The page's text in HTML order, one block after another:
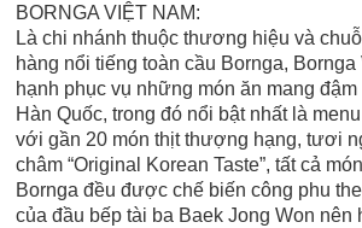
BORNGA VIỆT NAM:
Là chi nhánh thuộc thương hiệu và
hàng nổi tiếng toàn cầu Bornga, Bornga
hạnh phục vụ những món ăn mang đậm
Hàn Quốc, trong đó nổi bật nhất là
với gần 20 món thịt thượng hạng, tươi
châm “Original Korean Taste”, tất cả
Bornga đều được chế biến công phu
của đầu bếp tài ba Baek Jong Won nên